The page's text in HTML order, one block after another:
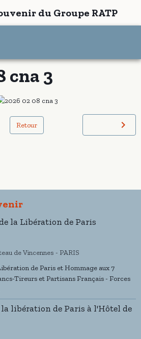
du Groupe RATP
cna 3
Retour
la Libération de Paris
de Vincennes - PARIS
de Paris et Hommage aux 7
Tireurs et Partisans Français - Forces
libération de Paris à l'Hôtel de